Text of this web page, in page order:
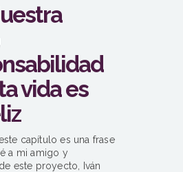
vida es
capítulo es una frase
a mi amigo y
este proyecto, Iván